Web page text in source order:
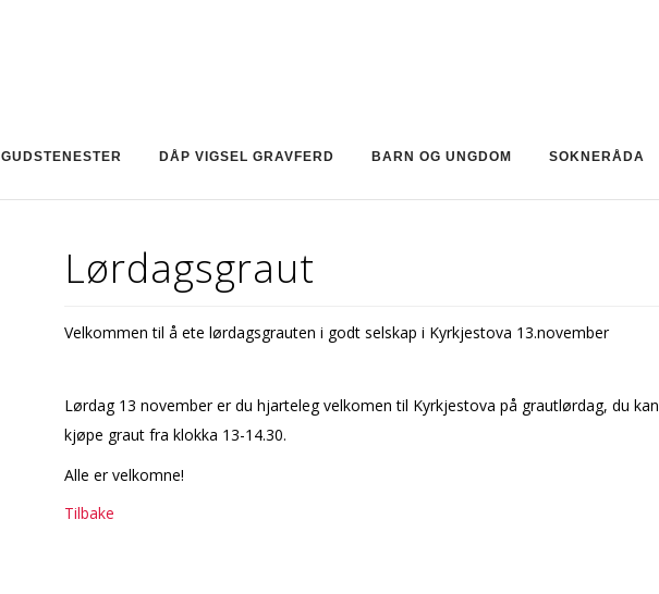
GUDSTENESTER DÅP VIGSEL GRAVFERD BARN OG UNGDOM SOKNERÅDA
Lørdagsgraut
Velkommen til å ete lørdagsgrauten i godt selskap i Kyrkjestova 13.november
Lørdag 13 november er du hjarteleg velkomen til Kyrkjestova på grautlørdag, du kan
kjøpe graut fra klokka 13-14.30.
Alle er velkomne!
Tilbake